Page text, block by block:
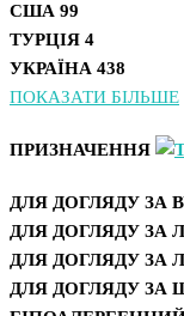
США 99
ТУРЦІЯ 4
УКРАЇНА 438
ПОКАЗАТИ БІЛЬШЕ
ПРИЗНАЧЕННЯ
ДЛЯ ДОГЛЯДУ ЗА
ДЛЯ ДОГЛЯДУ ЗА
ДЛЯ ДОГЛЯДУ ЗА
ДЛЯ ДОГЛЯДУ ЗА